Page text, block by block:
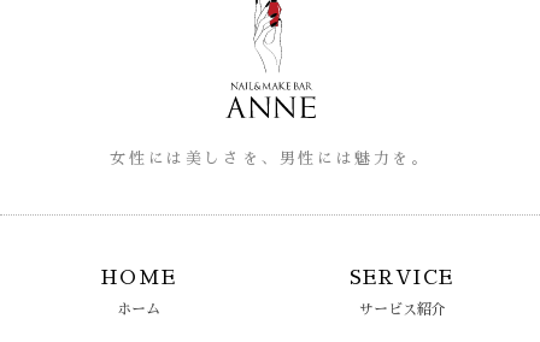
女性には美しさを、男性には魅力を。
HOME
ホーム
SERVICE
サービス紹介